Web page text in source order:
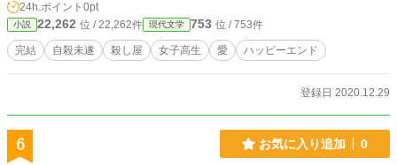
24h.ポイント 0pt
小説 22,262 位 / 22,262件 現代文学 753 位 / 753件
完結 自殺未遂 殺し屋 女子高生 愛 ハッピーエンド
登録日 2020.12.29
6 お気に入り追加 0